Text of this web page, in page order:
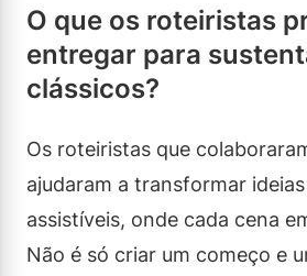
O que os roteiristas
entregar para
clássicos?
Os roteiristas que
ajudaram a transformar
assistíveis, onde cada cena
Não é só criar um começo e